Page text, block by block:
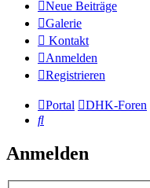
Neue Beiträge
Galerie
Kontakt
Anmelden
Registrieren
Portal
DHK-Foren
Suche
Anmelden